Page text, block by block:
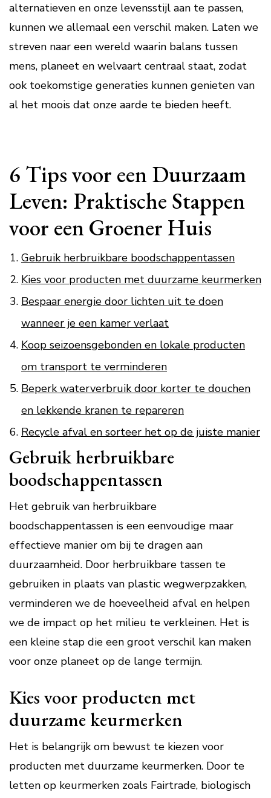
alternatieven en onze levensstijl aan te passen,
kunnen we allemaal een verschil maken. Laten we
streven naar een wereld waarin balans tussen
mens, planeet en welvaart centraal staat, zodat
ook toekomstige generaties kunnen genieten van
al het moois dat onze aarde te bieden heeft.
6 Tips voor een Duurzaam
Leven: Praktische Stappen
voor een Groener Huis
Gebruik herbruikbare boodschappentassen
Kies voor producten met duurzame keurmerken
Bespaar energie door lichten uit te doen
wanneer je een kamer verlaat
Koop seizoensgebonden en lokale producten
om transport te verminderen
Beperk waterverbruik door korter te douchen
en lekkende kranen te repareren
Recycle afval en sorteer het op de juiste manier
Gebruik herbruikbare
boodschappentassen
Het gebruik van herbruikbare
boodschappentassen is een eenvoudige maar
effectieve manier om bij te dragen aan
duurzaamheid. Door herbruikbare tassen te
gebruiken in plaats van plastic wegwerpzakken,
verminderen we de hoeveelheid afval en helpen
we de impact op het milieu te verkleinen. Het is
een kleine stap die een groot verschil kan maken
voor onze planeet op de lange termijn.
Kies voor producten met
duurzame keurmerken
Het is belangrijk om bewust te kiezen voor
producten met duurzame keurmerken. Door te
letten op keurmerken zoals Fairtrade, biologisch